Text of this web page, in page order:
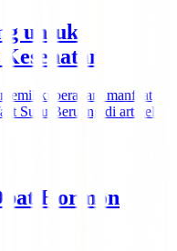
untuk
beragam manfaat
Susu Beruang di artikel
Hormon